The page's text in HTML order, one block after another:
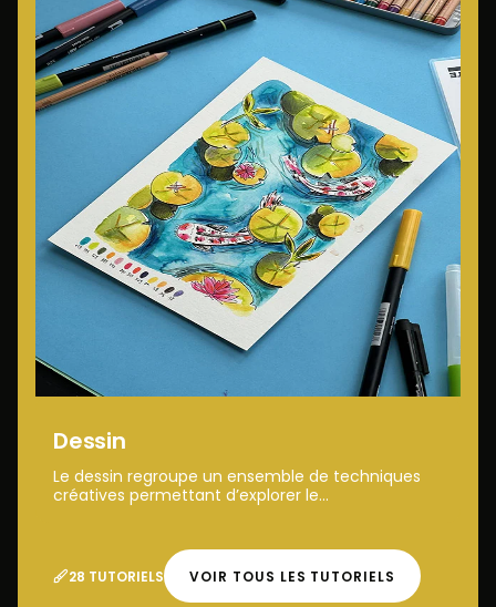
Dessin
Le dessin regroupe un ensemble de techniques
créatives permettant d’explorer le...
28 TUTORIELS VOIR TOUS LES TUTORIELS